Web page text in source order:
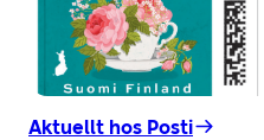
Aktuellt hos Posti